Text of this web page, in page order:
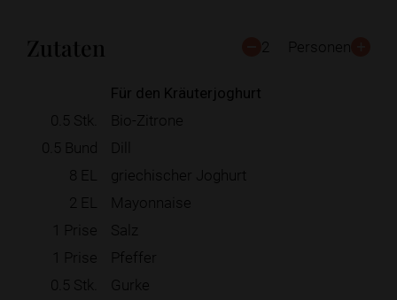
Zutaten 2 Personen
Für den Kräuterjoghurt
0.5 Stk.
Bio-Zitrone
0.5 Bund
Dill
8 EL
griechischer Joghurt
2 EL
Mayonnaise
1 Prise
Salz
1 Prise
Pfeffer
0.5 Stk. Gurke